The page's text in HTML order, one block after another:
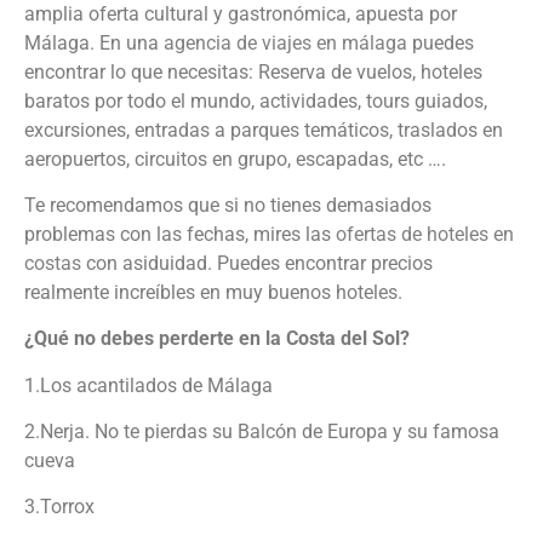
amplia oferta cultural y gastronómica, apuesta por
Málaga. En una agencia de viajes en málaga puedes
encontrar lo que necesitas: Reserva de vuelos, hoteles
baratos por todo el mundo, actividades, tours guiados,
excursiones, entradas a parques temáticos, traslados en
aeropuertos, circuitos en grupo, escapadas, etc ….
Te recomendamos que si no tienes demasiados
problemas con las fechas, mires las ofertas de hoteles en
costas con asiduidad. Puedes encontrar precios
realmente increíbles en muy buenos hoteles.
¿Qué no debes perderte en la Costa del Sol?
1.Los acantilados de Málaga
2.Nerja. No te pierdas su Balcón de Europa y su famosa
cueva
3.Torrox